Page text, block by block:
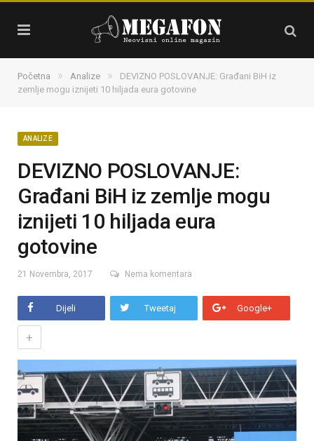
Početna » Analize »
DEVIZNO POSLOVANJE: Građani BiH iz
zemlje mogu iznijeti 10 hiljada eura gotovine
ANALIZE
DEVIZNO POSLOVANJE:
Građani BiH iz zemlje mogu
iznijeti 10 hiljada eura
gotovine
21 Novembra, 2017 Nema komentara
Dijeli Tweetaj Google+
+